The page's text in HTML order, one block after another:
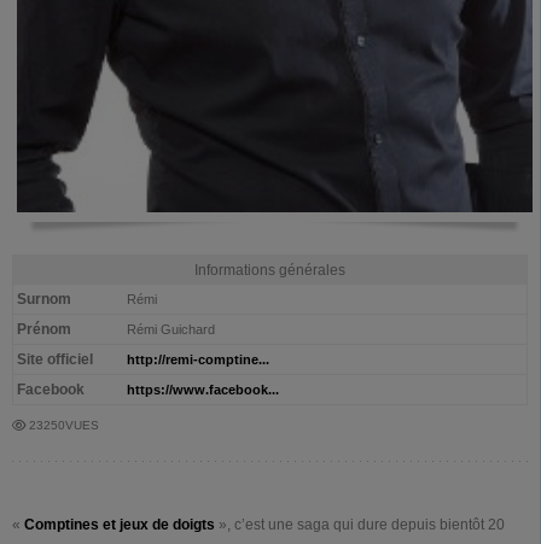
Informations générales
Surnom
Rémi
Prénom Rémi Guichard
Site officiel http://remi-comptine...
Facebook https://www.facebook...
23250VUES
« Comptines et jeux de doigts », c’est une saga qui dure depuis bientôt 20